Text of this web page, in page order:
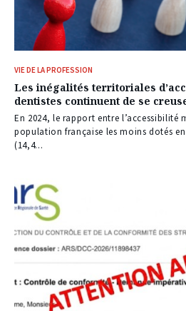
VIE DE LA PROFESSION
Les inégalités territoriales
dentistes continuent de se
En 2024, le rapport entre l’accessibilité
population française les moins dotés
(14,4...